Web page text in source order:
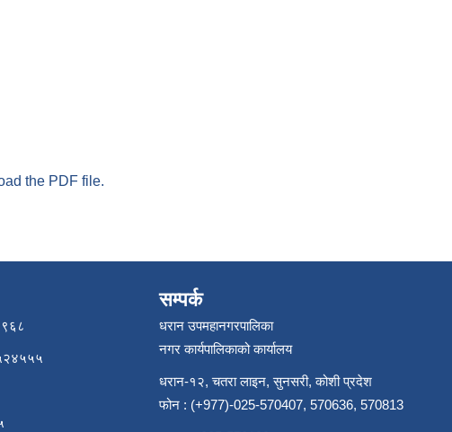
the PDF file.
सम्पर्क
धरान उपमहानगरपालिका
नगर कार्यपालिकाको कार्यालय
धरान-१२, चतरा लाइन, सुनसरी, कोशी प्रदेश
फोन : (+977)-025-570407, 570636, 570813